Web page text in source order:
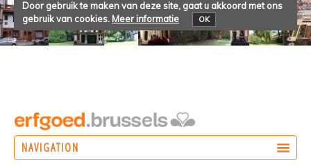
Door gebruik te maken van deze site, gaat u akkoord met ons
gebruik van cookies. Meer informatie OK
NAVIGATION